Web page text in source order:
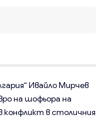
Ивайло Мирчев
на шофьора на
конфликт в столичния